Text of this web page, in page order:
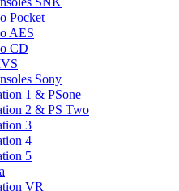
Pocket
AES
CD
Sony
1 & PSone
2 & PS Two
3
4
5
VR